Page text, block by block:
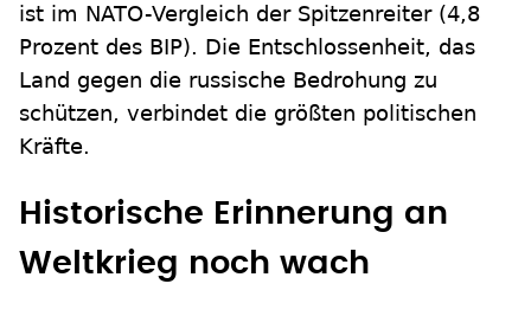
ist im NATO-Vergleich der Spitzenreiter (4,8
Prozent des BIP). Die Entschlossenheit, das
Land gegen die russische Bedrohung zu
schützen, verbindet die größten politischen
Kräfte.
Historische Erinnerung an
Weltkrieg noch wach